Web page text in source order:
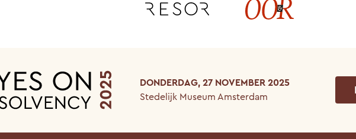
DONDERDAG, 27 NOVEMBER 2025
Stedelijk Museum Amsterdam